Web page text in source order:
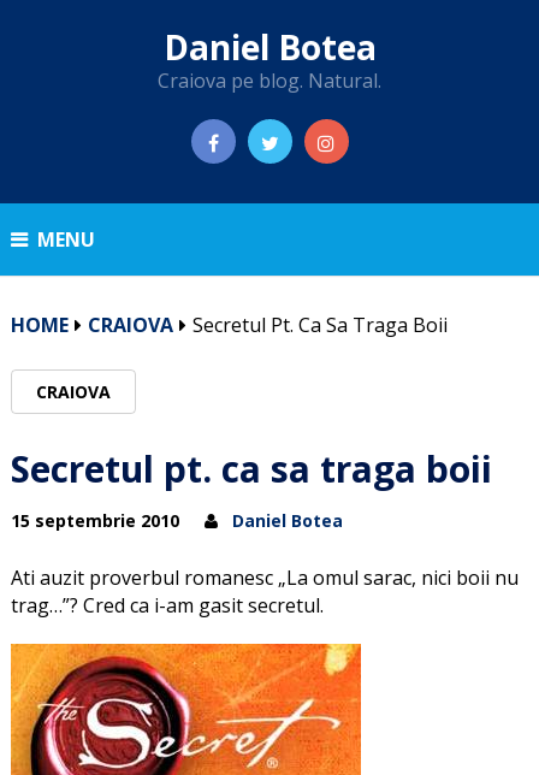
Daniel Botea
Craiova pe blog. Natural.
MENU
HOME CRAIOVA Secretul Pt. Ca Sa Traga Boii
CRAIOVA
Secretul pt. ca sa traga boii
15 septembrie 2010 Daniel Botea
Ati auzit proverbul romanesc „La omul sarac, nici boii nu
trag…”? Cred ca i-am gasit secretul.